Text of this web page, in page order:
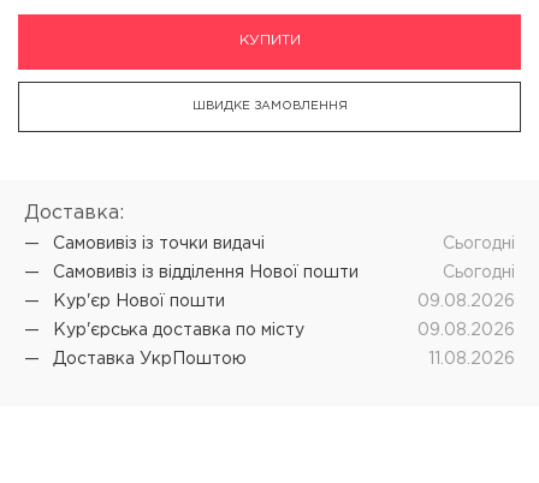
КУПИТИ
ШВИДКЕ ЗАМОВЛЕННЯ
Доставка:
Самовивіз iз точки видачі
Cьогодні
Самовивіз iз відділення Нової пошти
Cьогодні
Кур'єр Нової пошти
09.08.2026
Кур'єрська доставка по місту
09.08.2026
Доставка УкрПоштою
11.08.2026